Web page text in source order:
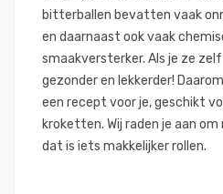
bitterballen bevatten vaak
en daarnaast ook vaak
smaakversterker. Als je ze
gezonder en lekkerder!
een recept voor je, geschikt
kroketten. Wij raden je aan
dat is iets makkelijker rollen.